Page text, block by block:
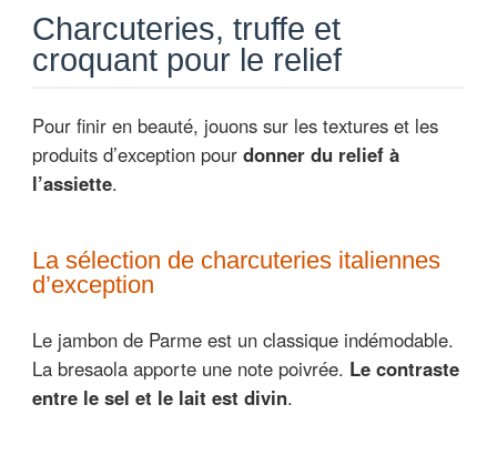
Charcuteries, truffe et
croquant pour le relief
Pour finir en beauté, jouons sur les textures et les
produits d’exception pour donner du relief à
l’assiette.
La sélection de charcuteries italiennes
d’exception
Le jambon de Parme est un classique indémodable.
La bresaola apporte une note poivrée. Le contraste
entre le sel et le lait est divin.